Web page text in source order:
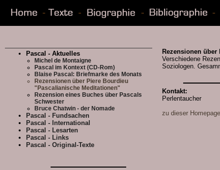
Pascal - Aktuelles
Michel de Montaigne
Pascal im Kontext (CD-Rom)
Blaise Pascal: Briefmarke des Monats
Rezensionen über Piere Bourdieu
"Pascalianische Meditationen"
Rezension eines Buches über Pascals
Schwester
Bruce Chatwin - der Nomade
Pascal - Fundsachen
Pascal - International
Pascal - Lesarten
Pascal - Links
Pascal - Original-Texte
Rezensionen
Verschiedene
Soziologen.
Kontakt:
Perlentaucher
zu dieser Homepage